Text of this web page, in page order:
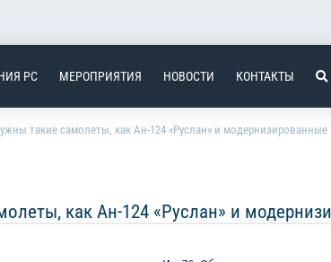
РС МЕРОПРИЯТИЯ НОВОСТИ КОНТАКТЫ
такие самолеты, как Ан-124 «Руслан» и модернизированные
как Ан-124 «Руслан» и